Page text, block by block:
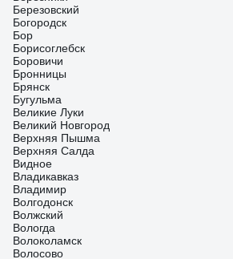
Березовский
Богородск
Бор
Борисоглебск
Боровичи
Бронницы
Брянск
Бугульма
Великие Луки
Великий Новгород
Верхняя Пышма
Верхняя Салда
Видное
Владикавказ
Владимир
Волгодонск
Волжский
Вологда
Волоколамск
Волосово